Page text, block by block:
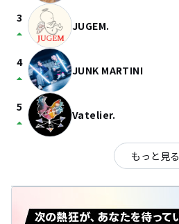
3
arrow_drop_up JUGEM.
4
arrow_drop_up JUNK MARTINI
5
arrow_drop_up Vatelier.
もっと見る